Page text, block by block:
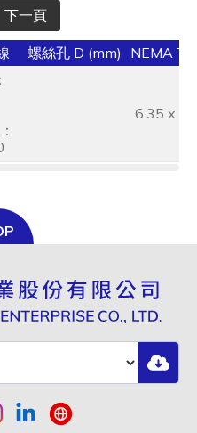
下一頁
螺絲孔 D (mm) NEMA
6.35 x